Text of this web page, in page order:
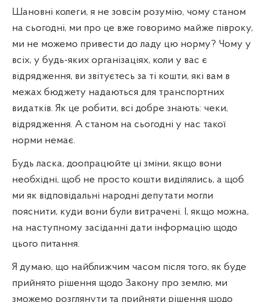
Шановні колеги, я не зовсім розумію, чому станом
на сьогодні, ми про це вже говоримо майже півроку,
ми не можемо привести до ладу цю норму? Чому у
всіх, у будь-яких організаціях, коли у вас є
відрядження, ви звітуєтесь за ті кошти, які вам в
межах бюджету надаються для транспортних
видатків. Як це робити, всі добре знають: чеки,
відрядження. А станом на сьогодні у нас такої
норми немає.
Будь ласка, доопрацюйте ці зміни, якщо вони
необхідні, щоб не просто кошти виділялись, а щоб
ми як відповідальні народні депутати могли
пояснити, куди вони були витрачені. І, якщо можна,
на наступному засіданні дати інформацію щодо
цього питання.
Я думаю, що найближчим часом після того, як буде
прийнято рішення щодо Закону про землю, ми
зможемо розглянути та прийняти рішення щодо